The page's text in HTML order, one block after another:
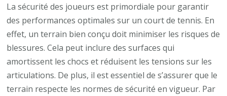
La sécurité des joueurs est primordiale pour garantir
des performances optimales sur un court de tennis. En
effet, un terrain bien conçu doit minimiser les risques de
blessures. Cela peut inclure des surfaces qui
amortissent les chocs et réduisent les tensions sur les
articulations. De plus, il est essentiel de s’assurer que le
terrain respecte les normes de sécurité en vigueur. Par